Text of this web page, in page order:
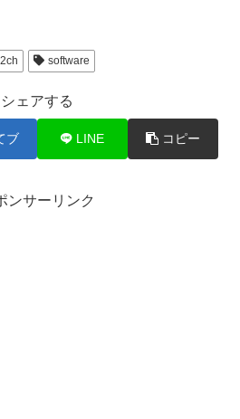
2ch software
シェアする
ブ LINE コピー
ンサーリンク